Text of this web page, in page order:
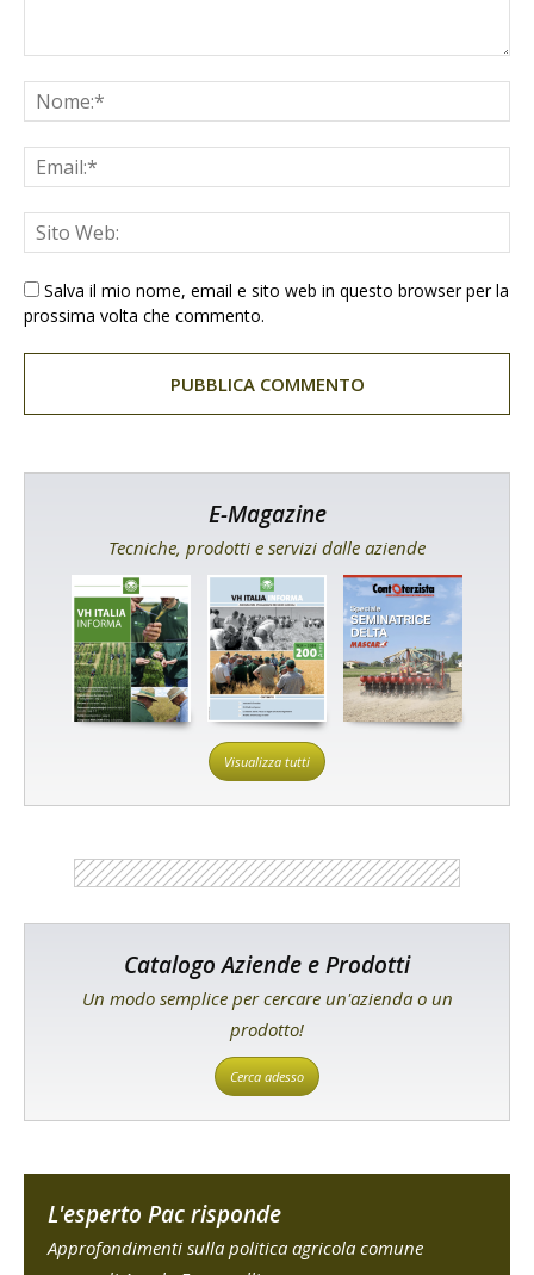
Salva il mio nome, email e sito web in questo browser per la
prossima volta che commento.
E-Magazine
Tecniche, prodotti e servizi dalle aziende
Visualizza tutti
Catalogo Aziende e Prodotti
Un modo semplice per cercare un'azienda o un
prodotto!
Cerca adesso
L'esperto Pac risponde
Approfondimenti sulla politica agricola comune